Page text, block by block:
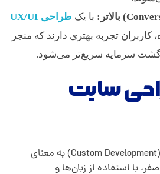
با یک طراحی UX/UI
تجربه بهتری دارند که منجر
سرمایه سریع‌تر می‌شود.
سایت
طراحی سایت اختصاصی (Custom Development) به معنای
با استفاده از زبان‌ها و